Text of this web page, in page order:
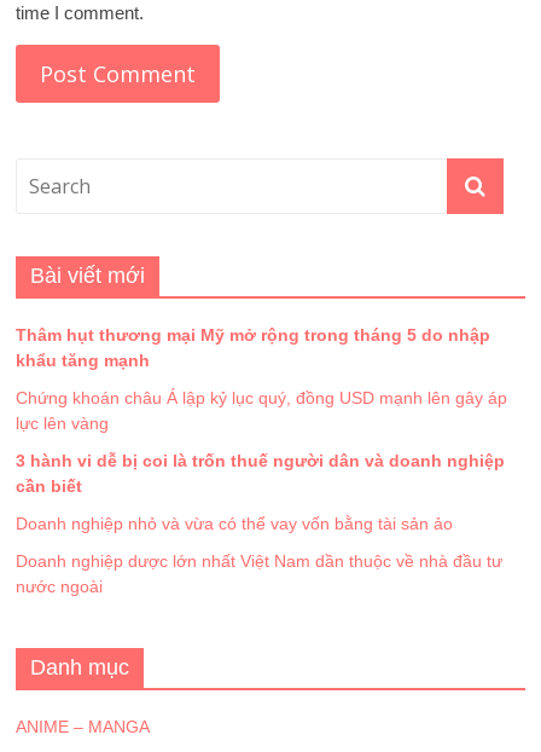
time I comment.
Bài viết mới
Thâm hụt thương mại Mỹ mở rộng trong tháng 5 do nhập
khẩu tăng mạnh
Chứng khoán châu Á lập kỷ lục quý, đồng USD mạnh lên gây áp
lực lên vàng
3 hành vi dễ bị coi là trốn thuế người dân và doanh nghiệp
cần biết
Doanh nghiệp nhỏ và vừa có thể vay vốn bằng tài sản ảo
Doanh nghiệp dược lớn nhất Việt Nam dần thuộc về nhà đầu tư
nước ngoài
Danh mục
ANIME – MANGA